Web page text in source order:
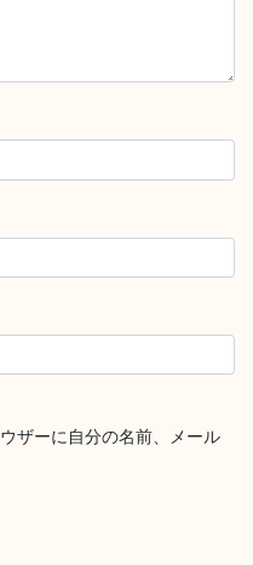
ザーに自分の名前、メール